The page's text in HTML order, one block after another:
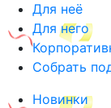
Для неё
Для него
Собрать
Новинки